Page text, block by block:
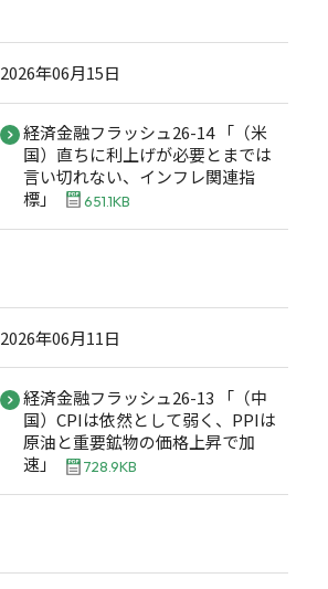
2026年06月15日
経済金融フラッシュ26-14 「（米
国）直ちに利上げが必要とまでは
言い切れない、インフレ関連指
標」
651.1KB
2026年06月11日
経済金融フラッシュ26-13 「（中
国）CPIは依然として弱く、PPIは
原油と重要鉱物の価格上昇で加
速」
728.9KB